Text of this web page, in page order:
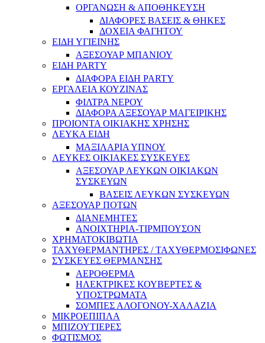
ΟΡΓΑΝΩΣΗ & ΑΠΟΘΗΚΕΥΣΗ
ΔΙΑΦΟΡΕΣ ΒΑΣΕΙΣ & ΘΗΚΕΣ
ΔΟΧΕΙΑ ΦΑΓΗΤΟΥ
ΕΙΔΗ ΥΓΙΕΙΝΗΣ
ΑΞΕΣΟΥΑΡ ΜΠΑΝΙΟΥ
ΕΙΔΗ PARTY
ΔΙΑΦΟΡΑ ΕΙΔΗ PARTY
ΕΡΓΑΛΕΙΑ ΚΟΥΖΙΝΑΣ
ΦΙΛΤΡΑ ΝΕΡΟΥ
ΔΙΑΦΟΡΑ ΑΞΕΣΟΥΑΡ ΜΑΓΕΙΡΙΚΗΣ
ΠΡΟΙΟΝΤΑ ΟΙΚΙΑΚΗΣ ΧΡΗΣΗΣ
ΛΕΥΚΑ ΕΙΔΗ
ΜΑΞΙΛΑΡΙΑ ΥΠΝΟΥ
ΛΕΥΚΕΣ ΟΙΚΙΑΚΕΣ ΣΥΣΚΕΥΕΣ
ΑΞΕΣΟΥΑΡ ΛΕΥΚΩΝ ΟΙΚΙΑΚΩΝ
ΣΥΣΚΕΥΩΝ
ΒΑΣΕΙΣ ΛΕΥΚΩΝ ΣΥΣΚΕΥΩΝ
ΑΞΕΣΟΥΑΡ ΠΟΤΩΝ
ΔΙΑΝΕΜΗΤΕΣ
ΑΝΟΙΧΤΗΡΙΑ-ΤΙΡΜΠΟΥΣΟΝ
ΧΡΗΜΑΤΟΚΙΒΩΤΙΑ
ΤΑΧΥΘΕΡΜΑΝΤΗΡΕΣ / ΤΑΧΥΘΕΡΜΟΣΙΦΩΝΕΣ
ΣΥΣΚΕΥΕΣ ΘΕΡΜΑΝΣΗΣ
ΑΕΡΟΘΕΡΜΑ
ΗΛΕΚΤΡΙΚΕΣ ΚΟΥΒΕΡΤΕΣ &
ΥΠΟΣΤΡΩΜΑΤΑ
ΣΟΜΠΕΣ ΑΛΟΓΟΝΟΥ-ΧΑΛΑΖΙΑ
ΜΙΚΡΟΕΠΙΠΛΑ
ΜΠΙΖΟΥΤΙΕΡΕΣ
ΦΩΤΙΣΜΟΣ